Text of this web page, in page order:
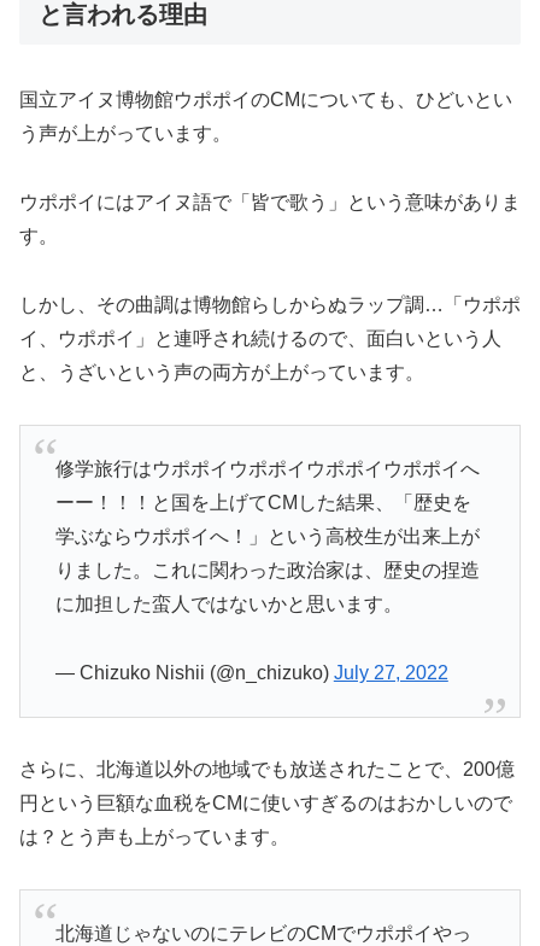
と言われる理由
国立アイヌ博物館ウポポイのCMについても、ひどいとい
う声が上がっています。
ウポポイにはアイヌ語で「皆で歌う」という意味がありま
す。
しかし、その曲調は博物館らしからぬラップ調…「ウポポ
イ、ウポポイ」と連呼され続けるので、面白いという人
と、うざいという声の両方が上がっています。
修学旅行はウポポイウポポイウポポイウポポイへ
ーー！！！と国を上げてCMした結果、「歴史を
学ぶならウポポイへ！」という高校生が出来上が
りました。これに関わった政治家は、歴史の捏造
に加担した蛮人ではないかと思います。
— Chizuko Nishii (@n_chizuko) July 27, 2022
さらに、北海道以外の地域でも放送されたことで、200億
円という巨額な血税をCMに使いすぎるのはおかしいので
は？とう声も上がっています。
北海道じゃないのにテレビのCMでウポポイやっ